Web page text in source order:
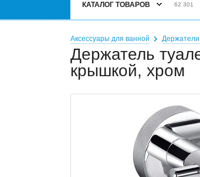
КАТАЛОГ ТОВАРОВ 62 301
Аксессуары для ванной Держатели
Держатель
крышкой, хром